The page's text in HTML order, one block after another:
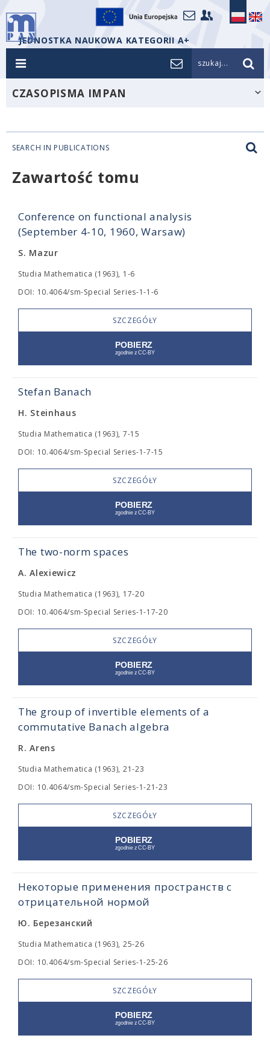
JEDNOSTKA NAUKOWA KATEGORII A+
szukaj...
CZASOPISMA IMPAN
SEARCH IN PUBLICATIONS
Zawartość tomu
Conference on functional analysis
(September 4-10, 1960, Warsaw)
S. Mazur
Studia Mathematica (1963), 1-6
DOI: 10.4064/sm-Special Series-1-1-6
SZCZEGÓŁY
Stefan Banach
H. Steinhaus
Studia Mathematica (1963), 7-15
DOI: 10.4064/sm-Special Series-1-7-15
SZCZEGÓŁY
The two-norm spaces
A. Alexiewicz
Studia Mathematica (1963), 17-20
DOI: 10.4064/sm-Special Series-1-17-20
SZCZEGÓŁY
The group of invertible elements of a
commutative Banach algebra
R. Arens
Studia Mathematica (1963), 21-23
DOI: 10.4064/sm-Special Series-1-21-23
SZCZEGÓŁY
Некоторые применения пространств с
отрицательной нормой
Ю. Березанский
Studia Mathematica (1963), 25-26
DOI: 10.4064/sm-Special Series-1-25-26
SZCZEGÓŁY